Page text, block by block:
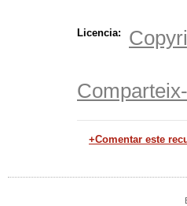
Licencia:
+Comentar este